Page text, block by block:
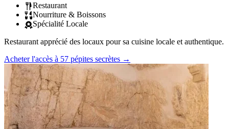
Restaurant
Nourriture & Boissons
Spécialité Locale
Restaurant apprécié des locaux pour sa cuisine locale et authentique.
Acheter l'accès à 57 pépites secrètes →